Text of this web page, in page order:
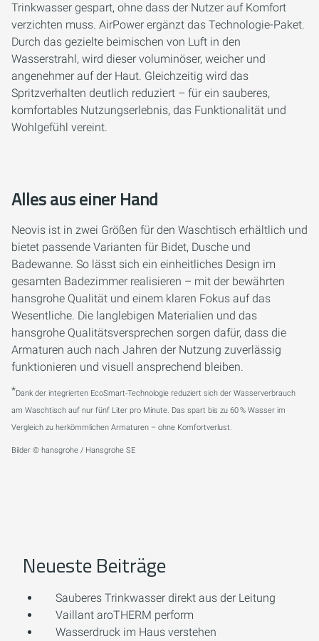
Trinkwasser gespart, ohne dass der Nutzer auf Komfort
verzichten muss. AirPower ergänzt das Technologie-Paket.
Durch das gezielte beimischen von Luft in den
Wasserstrahl, wird dieser voluminöser, weicher und
angenehmer auf der Haut. Gleichzeitig wird das
Spritzverhalten deutlich reduziert – für ein sauberes,
komfortables Nutzungserlebnis, das Funktionalität und
Wohlgefühl vereint.
Alles aus einer Hand
Neovis ist in zwei Größen für den Waschtisch erhältlich und
bietet passende Varianten für Bidet, Dusche und
Badewanne. So lässt sich ein einheitliches Design im
gesamten Badezimmer realisieren – mit der bewährten
hansgrohe Qualität und einem klaren Fokus auf das
Wesentliche. Die langlebigen Materialien und das
hansgrohe Qualitätsversprechen sorgen dafür, dass die
Armaturen auch nach Jahren der Nutzung zuverlässig
funktionieren und visuell ansprechend bleiben.
*Dank der integrierten EcoSmart-Technologie reduziert sich der Wasserverbrauch
am Waschtisch auf nur fünf Liter pro Minute. Das spart bis zu 60 % Wasser im
Vergleich zu herkömmlichen Armaturen – ohne Komfortverlust.
Bilder © hansgrohe / Hansgrohe SE
Neueste Beiträge
Sauberes Trinkwasser direkt aus der Leitung
Vaillant aroTHERM perform
Wasserdruck im Haus verstehen